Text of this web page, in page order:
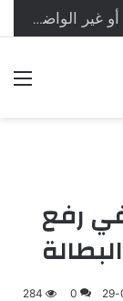
«المرور» يحذر: لوحات المركبة التالفة أو غير الواضحة مخالفة بغرامة تبلغ 2000 ريال
رفع
0
284